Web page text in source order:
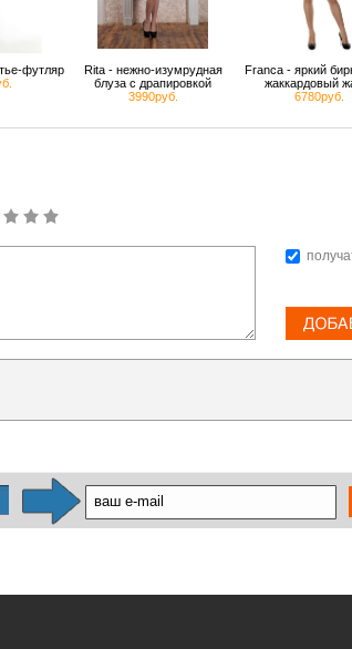
футляр
Rita - нежно-изумрудная
блуза с драпировкой
3990руб.
Franca - яркий
жаккардовый
6780руб.